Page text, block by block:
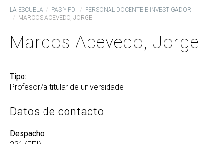
LA ESCUELA PAS Y PDI
PERSONAL DOCENTE E INVESTIGADOR
MARCOS ACEVEDO, JORGE
Marcos Acevedo, Jorge
Tipo:
Profesor/a titular de universidade
Datos de contacto
Despacho: